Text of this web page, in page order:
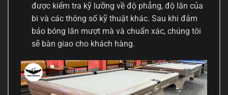
được kiểm tra kỹ lưỡng về độ phẳng, độ lăn của
bi và các thông số kỹ thuật khác. Sau khi đảm
bảo bóng lăn mượt mà và chuẩn xác, chúng tôi
sẽ bàn giao cho khách hàng.